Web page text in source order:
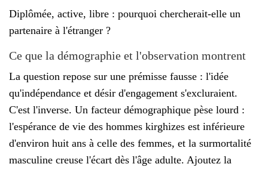
Diplômée, active, libre : pourquoi chercherait-elle un
partenaire à l'étranger ?
Ce que la démographie et l'observation montrent
La question repose sur une prémisse fausse : l'idée
qu'indépendance et désir d'engagement s'excluraient.
C'est l'inverse. Un facteur démographique pèse lourd :
l'espérance de vie des hommes kirghizes est inférieure
d'environ huit ans à celle des femmes, et la surmortalité
masculine creuse l'écart dès l'âge adulte. Ajoutez la